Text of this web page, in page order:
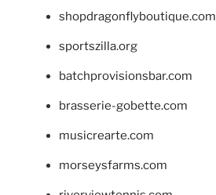
shopdragonflyboutique.com
sportszilla.org
batchprovisionsbar.com
brasserie-gobette.com
musicrearte.com
morseysfarms.com